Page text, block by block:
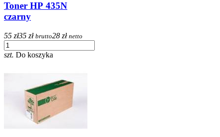
Toner HP​​​​​​​ 435N
czarny
55 zł35 zł brutto28 zł netto
szt. Do koszyka